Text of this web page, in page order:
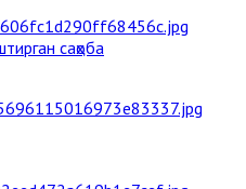
саҳоба